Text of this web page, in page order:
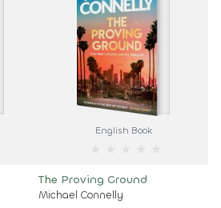
English Book
The Proving Ground
Michael Connelly